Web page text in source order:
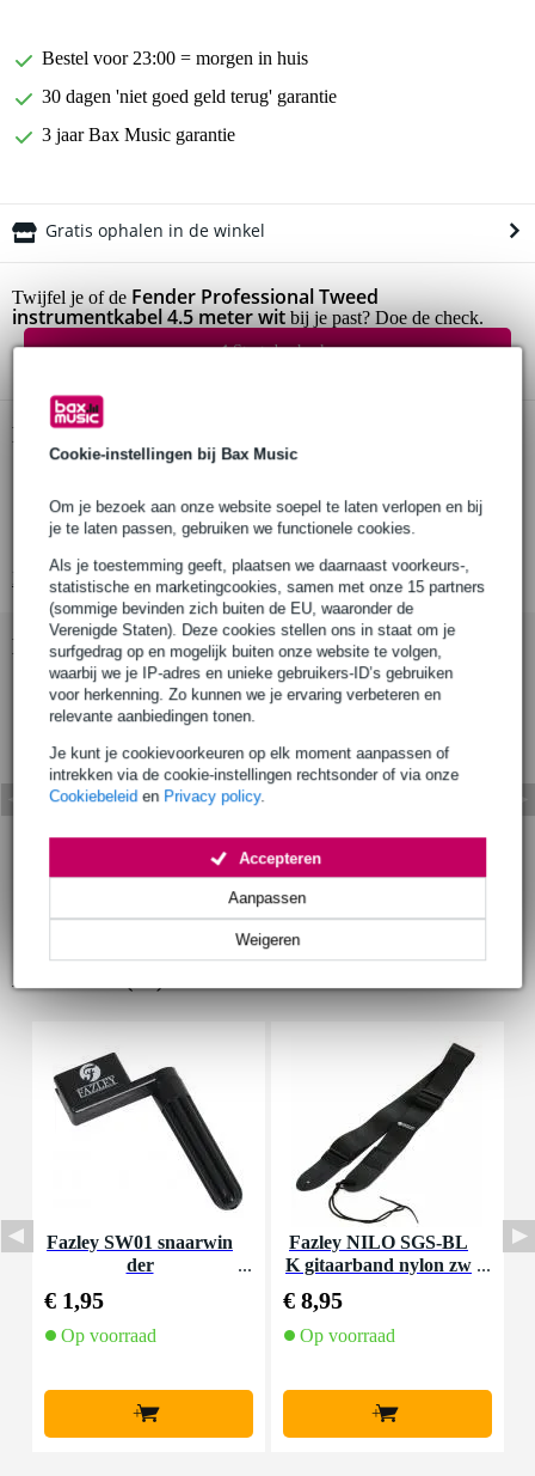
Cookie-instellingen bij Bax Music
Om je bezoek aan onze website soepel te laten verlopen en bij
je te laten passen, gebruiken we functionele cookies.
Als je toestemming geeft, plaatsen we daarnaast voorkeurs-,
statistische en marketingcookies, samen met onze 15 partners
(sommige bevinden zich buiten de EU, waaronder de
Verenigde Staten). Deze cookies stellen ons in staat om je
surfgedrag op en mogelijk buiten onze website te volgen,
waarbij we je IP-adres en unieke gebruikers-ID’s gebruiken
voor herkenning. Zo kunnen we je ervaring verbeteren en
relevante aanbiedingen tonen.
Je kunt je cookievoorkeuren op elk moment aanpassen of
intrekken via de cookie-instellingen rechtsonder of via onze
Cookiebeleid en Privacy policy.
Weigeren
Aanpassen
Accepteren
Bestel voor 23:00 = morgen in huis
30 dagen 'niet goed geld terug' garantie
3 jaar Bax Music garantie
Gratis ophalen in de winkel
Twijfel je of de Fender Professional Tweed
instrumentkabel 4.5 meter wit bij je past? Doe de check.
Start de check
Productinformatie
lengte: 4.5 meter (15 ft)
kleur: wit tweed
Bekijk alle productspecificaties
Bekijk ook eens (2)
Accessoires (20)
Fazley SW01 snaarwin
der
€ 1,95
Op voorraad
+
Fazley NILO SGS-BL
K gitaarband nylon zw
€ 8,95
Op voorraad
+